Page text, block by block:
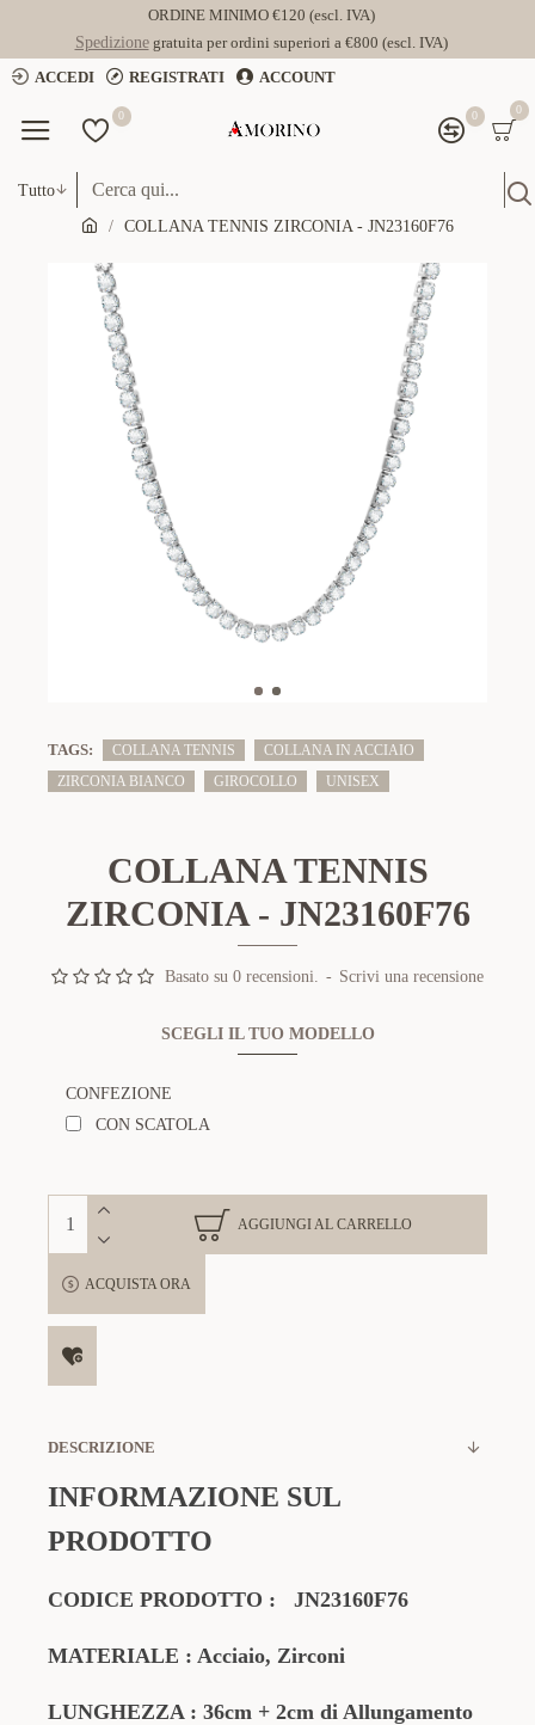
ORDINE MINIMO €120 (escl. IVA)
Spedizionegratuita per ordini superiori a €800 (escl. IVA)
ACCEDI
REGISTRATI ACCOUNT
0 0 0
Tutto
COLLANA TENNIS ZIRCONIA - JN23160F76
TAGS: COLLANA TENNIS
COLLANA IN ACCIAIO
ZIRCONIA BIANCO
GIROCOLLO UNISEX
COLLANA TENNIS
ZIRCONIA - JN23160F76
Basato su 0 recensioni. - Scrivi una recensione
SCEGLI IL TUO MODELLO
CONFEZIONE
CON SCATOLA
AGGIUNGI AL CARRELLO
ACQUISTA ORA
DESCRIZIONE
INFORMAZIONE SUL
PRODOTTO
CODICE PRODOTTO : JN23160F76
MATERIALE : Acciaio, Zirconi
LUNGHEZZA : 36cm + 2cm di Allungamento